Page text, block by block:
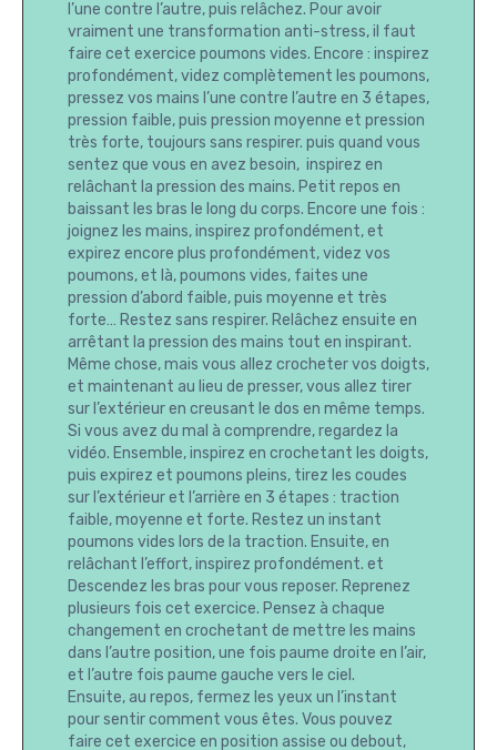
l’une contre l’autre, puis relâchez. Pour avoir
vraiment une transformation anti-stress, il faut
faire cet exercice poumons vides. Encore : inspirez
profondément, videz complètement les poumons,
pressez vos mains l’une contre l’autre en 3 étapes,
pression faible, puis pression moyenne et pression
très forte, toujours sans respirer. puis quand vous
sentez que vous en avez besoin, inspirez en
relâchant la pression des mains. Petit repos en
baissant les bras le long du corps. Encore une fois :
joignez les mains, inspirez profondément, et
expirez encore plus profondément, videz vos
poumons, et là, poumons vides, faites une
pression d’abord faible, puis moyenne et très
forte… Restez sans respirer. Relâchez ensuite en
arrêtant la pression des mains tout en inspirant.
Même chose, mais vous allez crocheter vos doigts,
et maintenant au lieu de presser, vous allez tirer
sur l’extérieur en creusant le dos en même temps.
Si vous avez du mal à comprendre, regardez la
vidéo. Ensemble, inspirez en crochetant les doigts,
puis expirez et poumons pleins, tirez les coudes
sur l’extérieur et l’arrière en 3 étapes : traction
faible, moyenne et forte. Restez un instant
poumons vides lors de la traction. Ensuite, en
relâchant l’effort, inspirez profondément. et
Descendez les bras pour vous reposer. Reprenez
plusieurs fois cet exercice. Pensez à chaque
changement en crochetant de mettre les mains
dans l’autre position, une fois paume droite en l’air,
et l’autre fois paume gauche vers le ciel.
Ensuite, au repos, fermez les yeux un l’instant
pour sentir comment vous êtes. Vous pouvez
faire cet exercice en position assise ou debout,